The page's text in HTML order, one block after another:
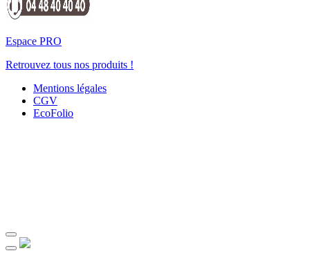
Espace PRO
Retrouvez tous nos produits !
Mentions légales
CGV
EcoFolio